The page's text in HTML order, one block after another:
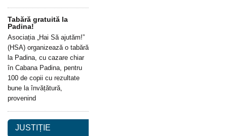
Tabără gratuită la
Padina!
Asociația „Hai Să ajutăm!”
(HSA) organizează o tabără
la Padina, cu cazare chiar
în Cabana Padina, pentru
100 de copii cu rezultate
bune la învățătură,
provenind
JUSTIȚIE